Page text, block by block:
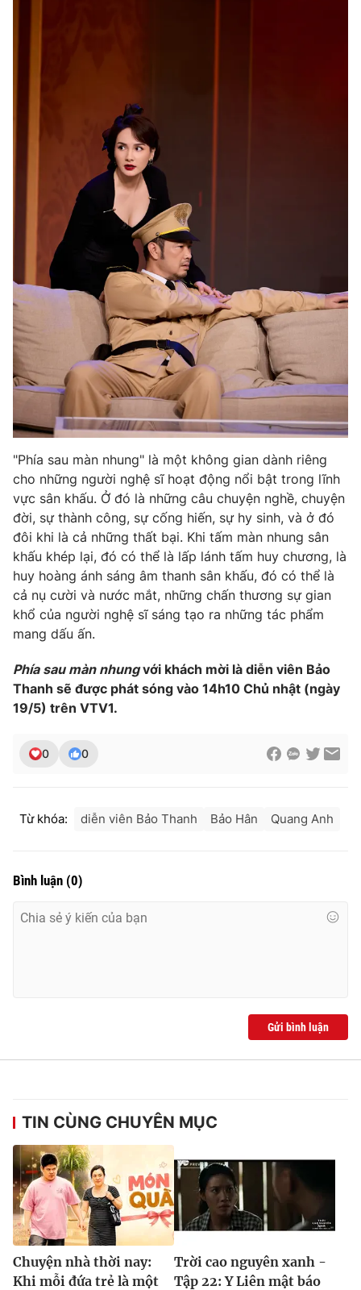
"Phía sau màn nhung" là một không gian dành riêng
cho những người nghệ sĩ hoạt động nổi bật trong lĩnh
vực sân khấu. Ở đó là những câu chuyện nghề, chuyện
đời, sự thành công, sự cống hiến, sự hy sinh, và ở đó
đôi khi là cả những thất bại. Khi tấm màn nhung sân
khấu khép lại, đó có thể là lấp lánh tấm huy chương, là
huy hoàng ánh sáng âm thanh sân khấu, đó có thể là
cả nụ cười và nước mắt, những chấn thương sự gian
khổ của người nghệ sĩ sáng tạo ra những tác phẩm
mang dấu ấn.
Phía sau màn nhungvới khách mời là diễn viên Bảo
Thanh sẽ được phát sóng vào 14h10 Chủ nhật (ngày
19/5) trên VTV1.
0 0
Từ khóa: diễn viên Bảo Thanh Bảo Hân Quang Anh
Bình luận (0)
Gửi bình luận
TIN CÙNG CHUYÊN MỤC
Chuyện nhà thời nay:
Khi mỗi đứa trẻ là một
Trời cao nguyên xanh -
Tập 22: Y Liên mật báo